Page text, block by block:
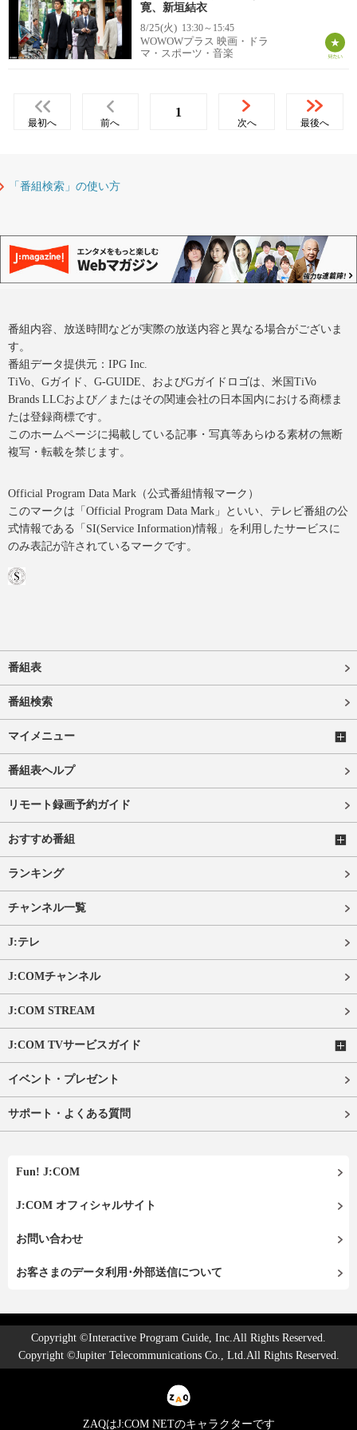
寛、新垣結衣
8/25(火) 13:30～15:45
WOWOWプラス 映画・ドラ
マ・スポーツ・音楽
最初へ 前へ
1
次へ 最後へ
「番組検索」の使い方
番組内容、放送時間などが実際の放送内容と異なる場合がございま
す。
番組データ提供元：IPG Inc.
TiVo、Gガイド、G-GUIDE、およびGガイドロゴは、米国TiVo
Brands LLCおよび／またはその関連会社の日本国内における商標ま
たは登録商標です。
このホームページに掲載している記事・写真等あらゆる素材の無断
複写・転載を禁じます。
Official Program Data Mark（公式番組情報マーク）
このマークは「Official Program Data Mark」といい、テレビ番組の公
式情報である「SI(Service Information)情報」を利用したサービスに
のみ表記が許されているマークです。
番組表
番組検索
マイメニュー
番組表ヘルプ
リモート録画予約ガイド
おすすめ番組
ランキング
チャンネル一覧
J:テレ
J:COMチャンネル
J:COM STREAM
J:COM TVサービスガイド
イベント・プレゼント
サポート・よくある質問
Fun! J:COM
J:COM オフィシャルサイト
お問い合わせ
お客さまのデータ利用･外部送信について
Copyright ©Interactive Program Guide, Inc.All Rights Reserved.
Copyright ©Jupiter Telecommunications Co., Ltd.All Rights Reserved.
ZAQはJ:COM NETのキャラクターです